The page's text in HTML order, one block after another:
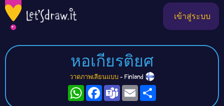
เข้าสู่ระบบ
หอเกียรติยศ
วาดภาพเลียนแบบ- Finland
WhatsAppFacebook
TeamsEmail